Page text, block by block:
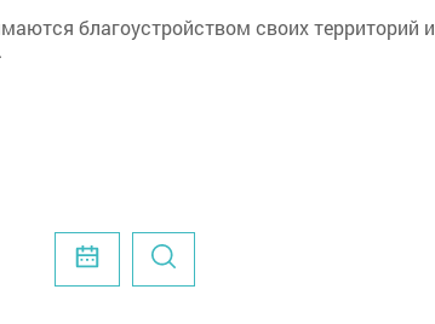
благоустройством своих территорий и